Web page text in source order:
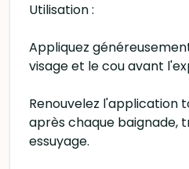
Utilisation :
Appliquez
visage et le cou avant
Renouvelez l'application
après chaque baignade,
essuyage.